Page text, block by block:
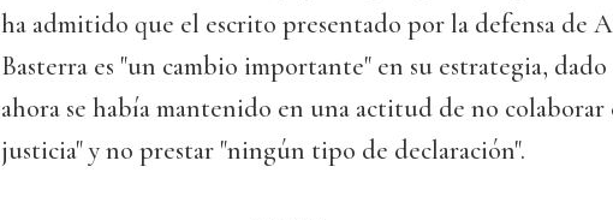
ha admitido que el escrito presentado por la defensa de
Basterra es "un cambio importante" en su estrategia, dado
ahora se había mantenido en una actitud de no colaborar
justicia" y no prestar "ningún tipo de declaración".